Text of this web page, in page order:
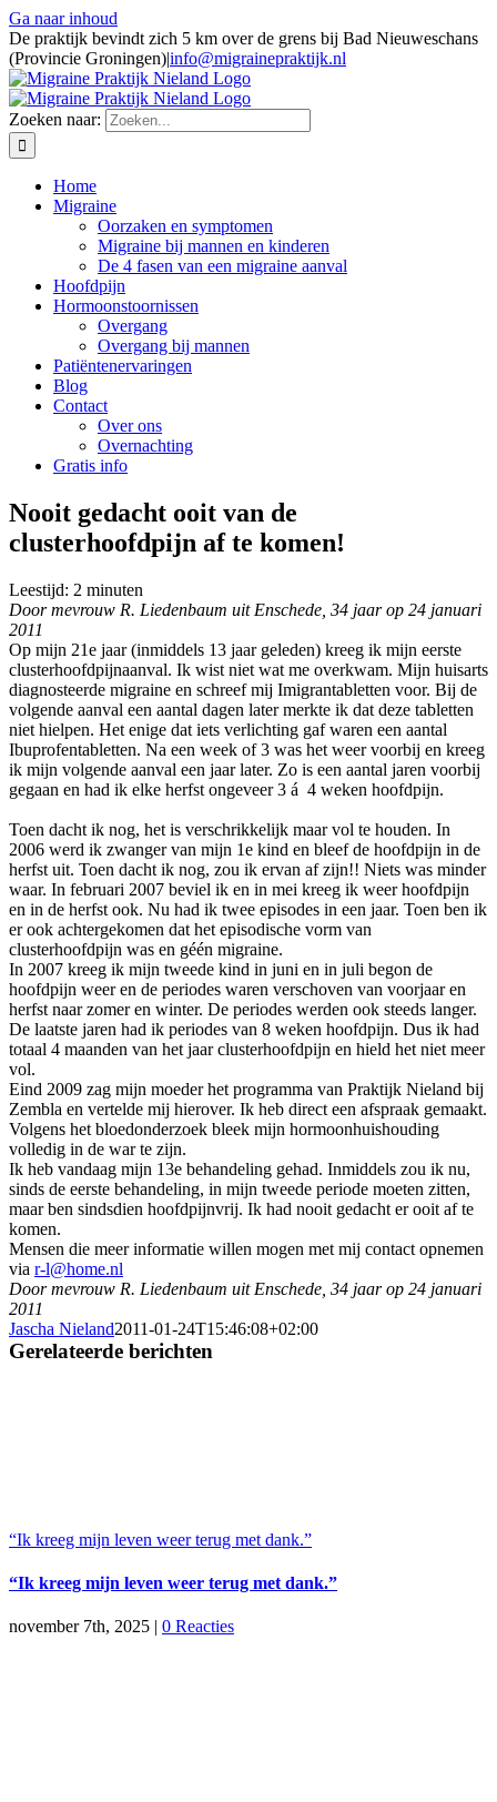
Ga naar inhoud
De praktijk bevindt zich 5 km over de grens bij Bad Nieuweschans
(Provincie Groningen)|info@migrainepraktijk.nl
Zoeken naar:
Home
Migraine
Oorzaken en symptomen
Migraine bij mannen en kinderen
De 4 fasen van een migraine aanval
Hoofdpijn
Hormoonstoornissen
Overgang
Overgang bij mannen
Patiëntenervaringen
Blog
Contact
Over ons
Overnachting
Gratis info
Nooit gedacht ooit van de
clusterhoofdpijn af te komen!
Leestijd: 2 minuten
Door mevrouw R. Liedenbaum uit Enschede, 34 jaar op 24 januari
2011
Op mijn 21e jaar (inmiddels 13 jaar geleden) kreeg ik mijn eerste
clusterhoofdpijnaanval. Ik wist niet wat me overkwam. Mijn huisarts
diagnosteerde migraine en schreef mij Imigrantabletten voor. Bij de
volgende aanval een aantal dagen later merkte ik dat deze tabletten
niet hielpen. Het enige dat iets verlichting gaf waren een aantal
Ibuprofentabletten. Na een week of 3 was het weer voorbij en kreeg
ik mijn volgende aanval een jaar later. Zo is een aantal jaren voorbij
gegaan en had ik elke herfst ongeveer 3 á 4 weken hoofdpijn.
Toen dacht ik nog, het is verschrikkelijk maar vol te houden. In
2006 werd ik zwanger van mijn 1e kind en bleef de hoofdpijn in de
herfst uit. Toen dacht ik nog, zou ik ervan af zijn!! Niets was minder
waar. In februari 2007 beviel ik en in mei kreeg ik weer hoofdpijn
en in de herfst ook. Nu had ik twee episodes in een jaar. Toen ben ik
er ook achtergekomen dat het episodische vorm van
clusterhoofdpijn was en géén migraine.
In 2007 kreeg ik mijn tweede kind in juni en in juli begon de
hoofdpijn weer en de periodes waren verschoven van voorjaar en
herfst naar zomer en winter. De periodes werden ook steeds langer.
De laatste jaren had ik periodes van 8 weken hoofdpijn. Dus ik had
totaal 4 maanden van het jaar clusterhoofdpijn en hield het niet meer
vol.
Eind 2009 zag mijn moeder het programma van Praktijk Nieland bij
Zembla en vertelde mij hierover. Ik heb direct een afspraak gemaakt.
Volgens het bloedonderzoek bleek mijn hormoonhuishouding
volledig in de war te zijn.
Ik heb vandaag mijn 13e behandeling gehad. Inmiddels zou ik nu,
sinds de eerste behandeling, in mijn tweede periode moeten zitten,
maar ben sindsdien hoofdpijnvrij. Ik had nooit gedacht er ooit af te
komen.
Mensen die meer informatie willen mogen met mij contact opnemen
via r-l@home.nl
Door mevrouw R. Liedenbaum uit Enschede, 34 jaar op 24 januari
2011
Jascha Nieland2011-01-24T15:46:08+02:00
Gerelateerde berichten
“Ik kreeg mijn leven weer terug met dank.”
“Ik kreeg mijn leven weer terug met dank.”
november 7th, 2025 | 0 Reacties